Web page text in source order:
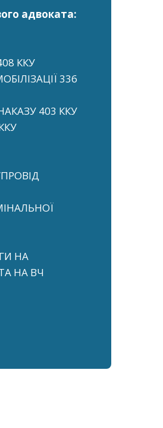
адвоката:
ККУ
336
403 ККУ
НА
НА ВЧ